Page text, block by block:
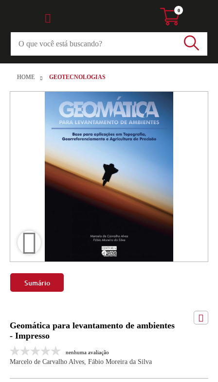
0
HOME GEOTECNOLOGIAS
Sumário
Geomática para levantamento de ambientes
- Impresso
nenhuma avaliação
Marcelo de Carvalho Alves, Fábio Moreira da Silva